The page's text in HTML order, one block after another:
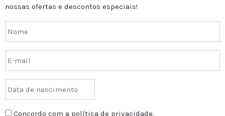
nossas ofertas e descontos especiais!
Concordo com a política de privacidade.